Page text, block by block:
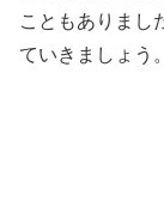
こともありまし
ていきましょう。